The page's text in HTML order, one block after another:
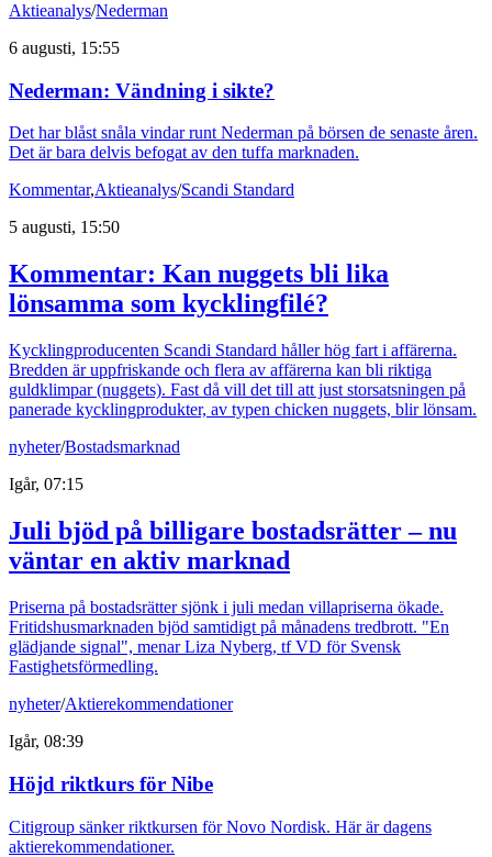
Aktieanalys/Nederman
6 augusti, 15:55
Nederman: Vändning i sikte?
Det har blåst snåla vindar runt Nederman på börsen de senaste åren.
Det är bara delvis befogat av den tuffa marknaden.
Kommentar,Aktieanalys/Scandi Standard
5 augusti, 15:50
Kommentar: Kan nuggets bli lika
lönsamma som kycklingfilé?
Kycklingproducenten Scandi Standard håller hög fart i affärerna.
Bredden är uppfriskande och flera av affärerna kan bli riktiga
guldklimpar (nuggets). Fast då vill det till att just storsatsningen på
panerade kycklingprodukter, av typen chicken nuggets, blir lönsam.
nyheter/Bostadsmarknad
Igår, 07:15
Juli bjöd på billigare bostadsrätter – nu
väntar en aktiv marknad
Priserna på bostadsrätter sjönk i juli medan villapriserna ökade.
Fritidshusmarknaden bjöd samtidigt på månadens tredbrott. "En
glädjande signal", menar Liza Nyberg, tf VD för Svensk
Fastighetsförmedling.
nyheter/Aktierekommendationer
Igår, 08:39
Höjd riktkurs för Nibe
Citigroup sänker riktkursen för Novo Nordisk. Här är dagens
aktierekommendationer.